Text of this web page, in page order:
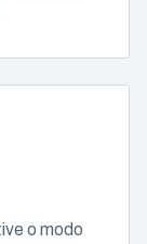
o modo